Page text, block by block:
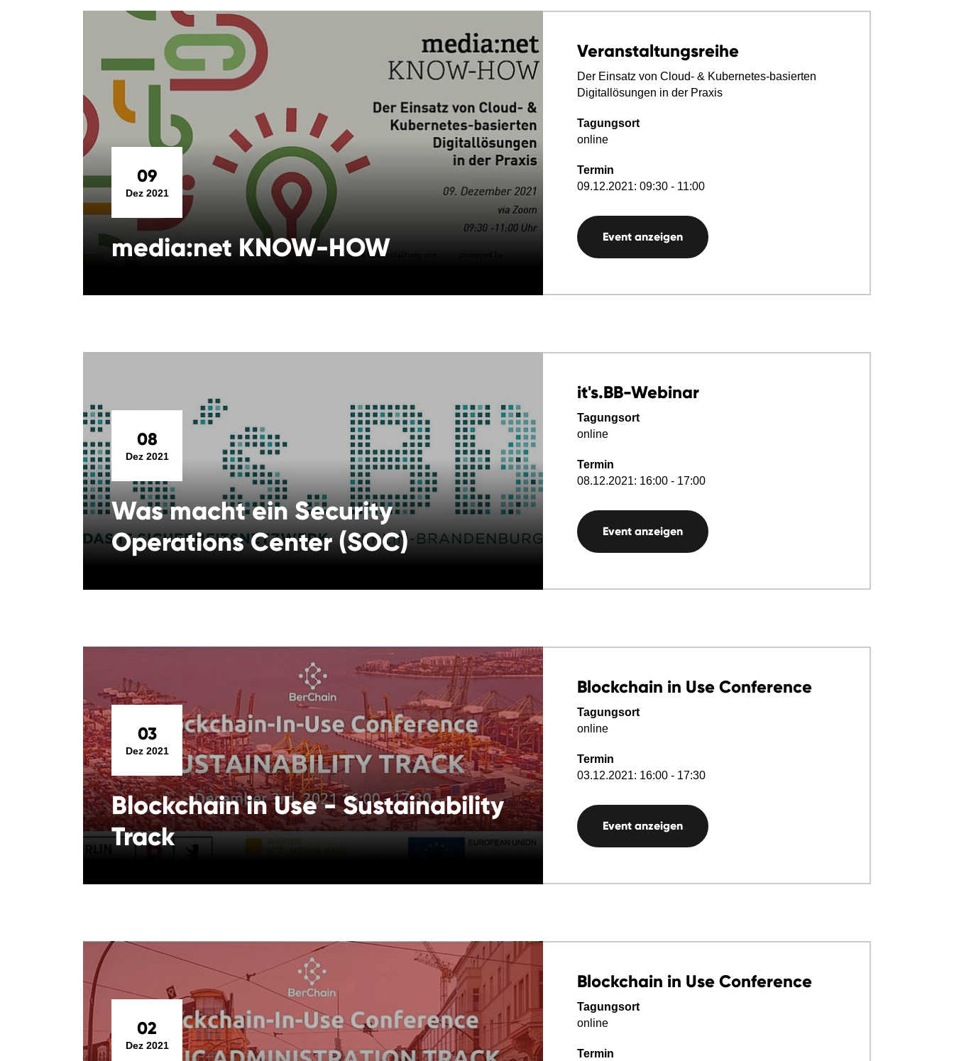
09
Dez 2021
media:net KNOW-HOW
Veranstaltungsreihe
Der Einsatz von Cloud- & Kubernetes-basierten
Digitallösungen in der Praxis
Tagungsort
online
Termin
09.12.2021: 09:30 - 11:00
Event anzeigen
08
Dez 2021
Was macht ein Security
Operations Center (SOC)
it's.BB-Webinar
Tagungsort
online
Termin
08.12.2021: 16:00 - 17:00
Event anzeigen
03
Dez 2021
Blockchain in Use - Sustainability
Track
Blockchain in Use Conference
Tagungsort
online
Termin
03.12.2021: 16:00 - 17:30
Event anzeigen
02
Dez 2021
Blockchain in Use Conference
Tagungsort
online
Termin